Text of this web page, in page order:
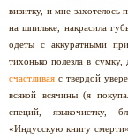
визитку, и мне
на шпильке, накрасила
одеты с аккуратными
тихонько полезла в
счастливая с твердой
всякой всячины (я
специй, языкочистку,
«Индусскую книгу